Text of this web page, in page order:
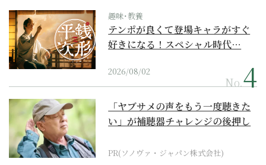
趣味･教養
テンポが良くて登場キャラがすぐ
好きになる！スペシャル時代…
2026/08/02
No.
「ヤブサメの声をもう一度聴きた
い」が補聴器チャレンジの後押し
PR(ソノヴァ・ジャパン株式会社)